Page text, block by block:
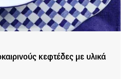
κεφτέδες με υλικά